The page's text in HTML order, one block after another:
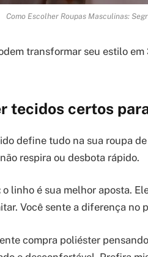
Como Escolher Roupas Masculinas:
transformar seu estilo em
tecidos certos
define tudo na sua roupa
respira ou desbota rápido.
o linho é sua melhor aposta.
Você sente a diferença no
compra poliéster